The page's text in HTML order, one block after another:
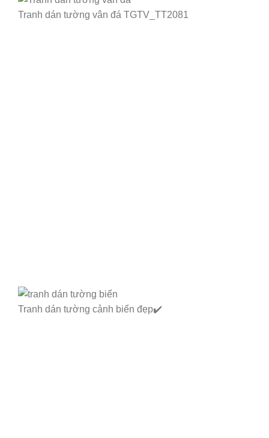
Tranh dán tường vân đá TGTV_TT2081
Tranh dán tường cảnh biển đẹp✔️